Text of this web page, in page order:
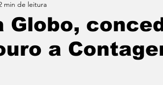
Globo,
a
min de leitura